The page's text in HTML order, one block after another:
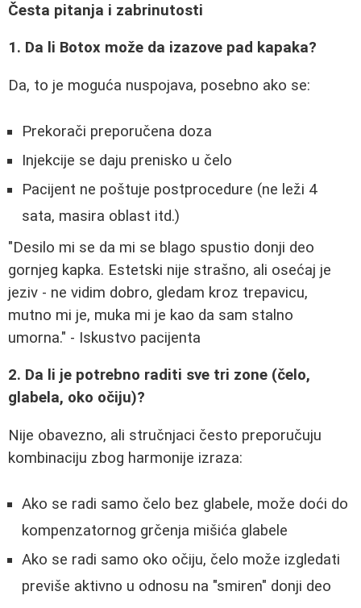
Česta pitanja i zabrinutosti
1. Da li Botox može da izazove pad kapaka?
Da, to je moguća nuspojava, posebno ako se:
Prekorači preporučena doza
Injekcije se daju prenisko u čelo
Pacijent ne poštuje postprocedure (ne leži 4
sata, masira oblast itd.)
"Desilo mi se da mi se blago spustio donji deo
gornjeg kapka. Estetski nije strašno, ali osećaj je
jeziv - ne vidim dobro, gledam kroz trepavicu,
mutno mi je, muka mi je kao da sam stalno
umorna." - Iskustvo pacijenta
2. Da li je potrebno raditi sve tri zone (čelo,
glabela, oko očiju)?
Nije obavezno, ali stručnjaci često preporučuju
kombinaciju zbog harmonije izraza:
Ako se radi samo čelo bez glabele, može doći do
kompenzatornog grčenja mišića glabele
Ako se radi samo oko očiju, čelo može izgledati
previše aktivno u odnosu na "smiren" donji deo